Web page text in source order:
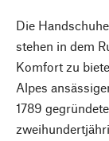
Die
stehen in dem
Komfort zu
Alpes
1789